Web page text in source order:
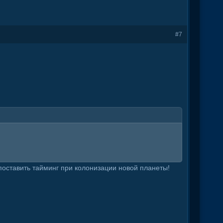
#7
тайминг при колонизации новой планеты!